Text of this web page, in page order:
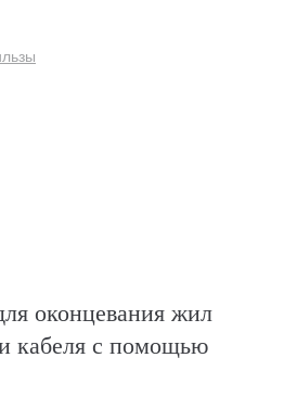
оконцевания жил
кабеля с помощью